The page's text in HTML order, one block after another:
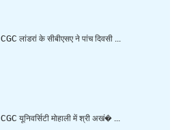
CGC लांडरां के सीबीएसए ने पांच दिवसी ...
CGC यूनिवर्सिटी मोहाली में श्री अखं� ...